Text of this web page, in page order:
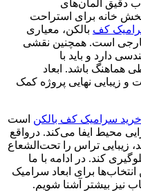
دقیق المان‌های
خانه برای استراحت
کف بالکن، معیاری
است. همچنین نقشی
دارد و باید با
هماهنگ باشد. ابعاد
و زیبایی نهایی پروژه کمک
خرید سرامیک کف بالکن است
محیط ایفا می‌کند. درواقع
زیبایی تراس را تحت‌الشعاع
کند. در ادامه با ما
برای ابعاد سرامیک
نیز بیشتر آشنا شویم.